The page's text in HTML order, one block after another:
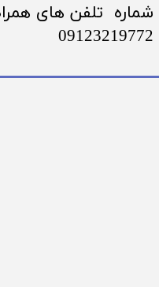
09123219772